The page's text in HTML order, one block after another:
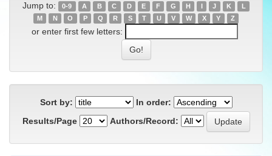
Jump to: 0-9 A B C D E F G H I J K
L
M
N O P Q R S T U V W X Y Z
or enter first few letters:
Sort by:
In order:
Results/Page
Authors/Record: